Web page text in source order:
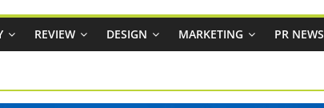
นฉลุย
โอกาสบริหารสถานี
REVIEW DESIGN MARKETING PR NEWS